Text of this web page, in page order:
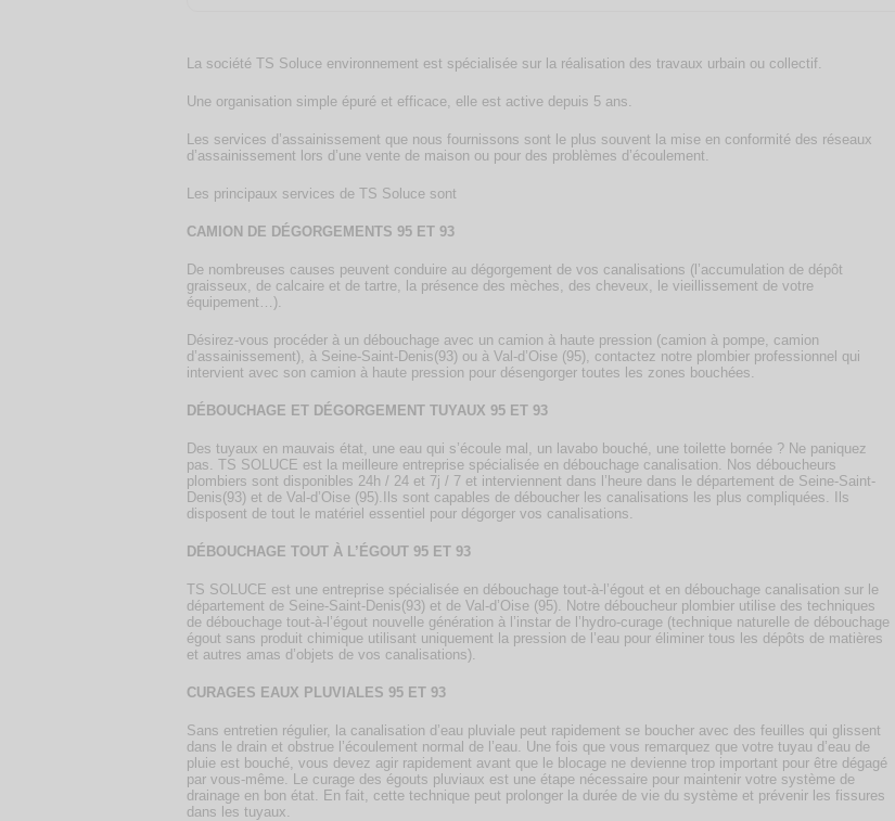
La société TS Soluce environnement est spécialisée sur la réalisation des travaux urbain ou collectif.
Une organisation simple épuré et efficace, elle est active depuis 5 ans.
Les services d’assainissement que nous fournissons sont le plus souvent la mise en conformité des réseaux
d’assainissement lors d’une vente de maison ou pour des problèmes d’écoulement.
Les principaux services de TS Soluce sont
CAMION DE DÉGORGEMENTS 95 ET 93
De nombreuses causes peuvent conduire au dégorgement de vos canalisations (l’accumulation de dépôt
graisseux, de calcaire et de tartre, la présence des mèches, des cheveux, le vieillissement de votre
équipement…).
Désirez-vous procéder à un débouchage avec un camion à haute pression (camion à pompe, camion
d’assainissement), à Seine-Saint-Denis(93) ou à Val-d’Oise (95), contactez notre plombier professionnel qui
intervient avec son camion à haute pression pour désengorger toutes les zones bouchées.
DÉBOUCHAGE ET DÉGORGEMENT TUYAUX 95 ET 93
Des tuyaux en mauvais état, une eau qui s’écoule mal, un lavabo bouché, une toilette bornée ? Ne paniquez
pas. TS SOLUCE est la meilleure entreprise spécialisée en débouchage canalisation. Nos déboucheurs
plombiers sont disponibles 24h / 24 et 7j / 7 et interviennent dans l’heure dans le département de Seine-Saint-
Denis(93) et de Val-d’Oise (95).Ils sont capables de déboucher les canalisations les plus compliquées. Ils
disposent de tout le matériel essentiel pour dégorger vos canalisations.
DÉBOUCHAGE TOUT À L’ÉGOUT 95 ET 93
TS SOLUCE est une entreprise spécialisée en débouchage tout-à-l’égout et en débouchage canalisation sur le
département de Seine-Saint-Denis(93) et de Val-d’Oise (95). Notre déboucheur plombier utilise des techniques
de débouchage tout-à-l’égout nouvelle génération à l’instar de l’hydro-curage (technique naturelle de débouchage
égout sans produit chimique utilisant uniquement la pression de l’eau pour éliminer tous les dépôts de matières
et autres amas d’objets de vos canalisations).
CURAGES EAUX PLUVIALES 95 ET 93
Sans entretien régulier, la canalisation d’eau pluviale peut rapidement se boucher avec des feuilles qui glissent
dans le drain et obstrue l’écoulement normal de l’eau. Une fois que vous remarquez que votre tuyau d’eau de
pluie est bouché, vous devez agir rapidement avant que le blocage ne devienne trop important pour être dégagé
par vous-même. Le curage des égouts pluviaux est une étape nécessaire pour maintenir votre système de
drainage en bon état. En fait, cette technique peut prolonger la durée de vie du système et prévenir les fissures
dans les tuyaux.